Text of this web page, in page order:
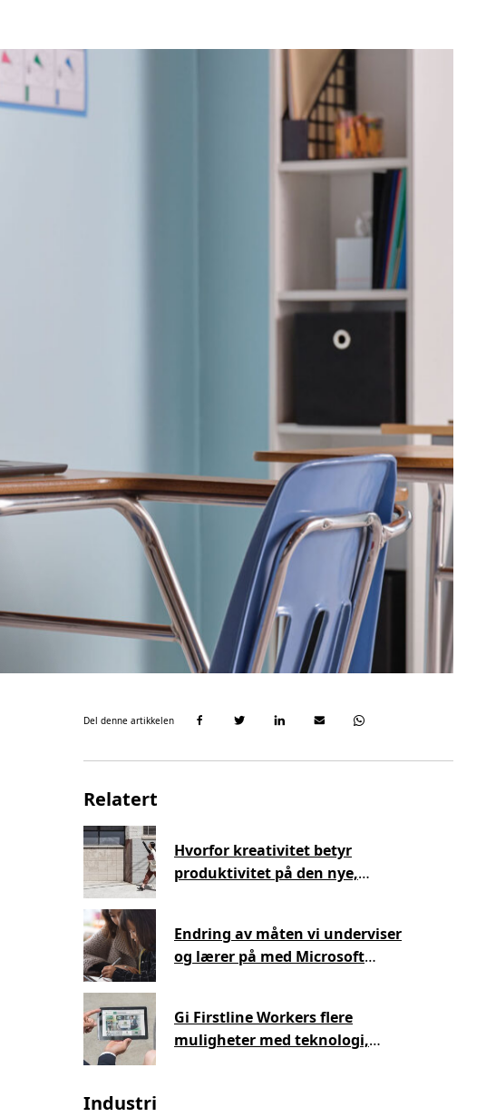
Del denne artikkelen
Relatert
Hvorfor kreativitet betyr
produktivitet på den nye,
Endring av måten vi underviser
og lærer på med Microsoft
Gi Firstline Workers flere
muligheter med teknologi,
Industri